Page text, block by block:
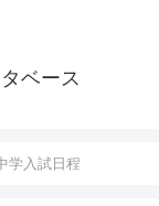
ベース
学入試日程